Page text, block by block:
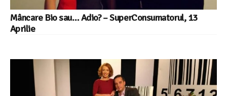
Mâncare Bio sau… Adio? – SuperConsumatorul, 13
Aprilie